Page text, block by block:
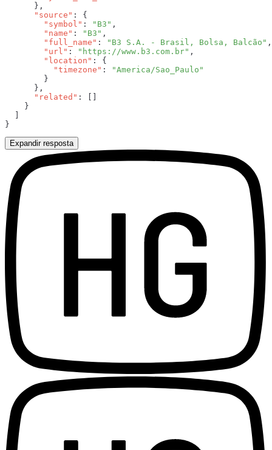
      "source"
        "symbol"
: "B3"
        "name"
: "B3"
        "full_name"
:
"B3 S.A. - Brasil, Bolsa, Balcão"
        "url"
: "https://www.b3.com.br"
        "location"
          "timezone"
:
      "related"
Expandir resposta